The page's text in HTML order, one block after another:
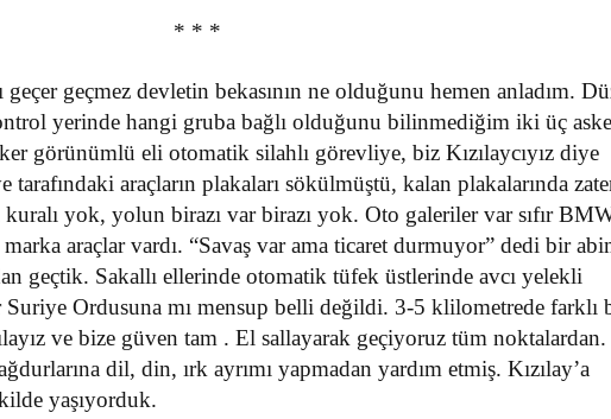
* * *
geçer geçmez devletin bekasının ne olduğunu hemen anladım.
yerinde hangi gruba bağlı olduğunu bilinmediğim iki üç
görünümlü eli otomatik silahlı görevliye, biz Kızılaycıyız diye
araçların plakaları sökülmüştü, kalan plakalarında
yok, yolun birazı var birazı yok. Oto galeriler var sıfır
araçlar vardı. “Savaş var ama ticaret durmuyor” dedi bir
geçtik. Sakallı ellerinde otomatik tüfek üstlerinde avcı yelekli
Suriye Ordusuna mı mensup belli değildi. 3-5 klilometrede farklı
ve bize güven tam . El sallayarak geçiyoruz tüm noktalardan.
dil, din, ırk ayrımı yapmadan yardım etmiş. Kızılay’a
yaşıyorduk.